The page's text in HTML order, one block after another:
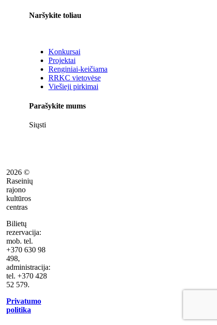
Naršykite toliau
Konkursai
Projektai
Renginiai-keičiama
RRKC vietovėse
Viešieji pirkimai
Parašykite mums
Siųsti
2026 ©
Raseinių
rajono
kultūros
centras
Bilietų
rezervacija:
mob. tel.
+370 630 98
498,
administracija:
tel. +370 428
52 579.
Privatumo
politika